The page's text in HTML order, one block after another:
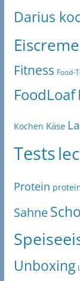
Darius
Eiscreme
Fitness Food-
FoodLoaf
Kochen Käse
Tests
Protein
Sahne
Unboxing